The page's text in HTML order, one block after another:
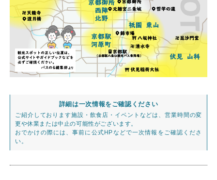
詳細は一次情報をご確認ください
ご紹介しております施設・飲食店・イベントなどは、営業時間の変
更や休業または中止の可能性がございます。
おでかけの際には、事前に公式HPなどで一次情報をご確認くださ
い。